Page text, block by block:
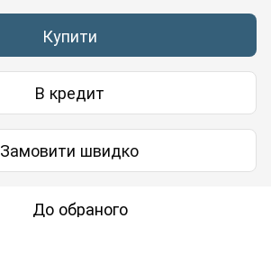
Купити
В кредит
Замовити швидко
До обраного